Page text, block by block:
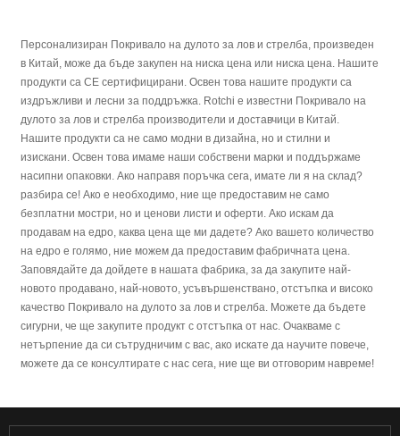
Персонализиран Покривало на дулото за лов и стрелба, произведен
в Китай, може да бъде закупен на ниска цена или ниска цена. Нашите
продукти са CE сертифицирани. Освен това нашите продукти са
издръжливи и лесни за поддръжка. Rotchi е известни Покривало на
дулото за лов и стрелба производители и доставчици в Китай.
Нашите продукти са не само модни в дизайна, но и стилни и
изискани. Освен това имаме наши собствени марки и поддържаме
насипни опаковки. Ако направя поръчка сега, имате ли я на склад?
разбира се! Ако е необходимо, ние ще предоставим не само
безплатни мостри, но и ценови листи и оферти. Ако искам да
продавам на едро, каква цена ще ми дадете? Ако вашето количество
на едро е голямо, ние можем да предоставим фабричната цена.
Заповядайте да дойдете в нашата фабрика, за да закупите най-
новото продавано, най-новото, усъвършенствано, отстъпка и високо
качество Покривало на дулото за лов и стрелба. Можете да бъдете
сигурни, че ще закупите продукт с отстъпка от нас. Очакваме с
нетърпение да си сътрудничим с вас, ако искате да научите повече,
можете да се консултирате с нас сега, ние ще ви отговорим навреме!